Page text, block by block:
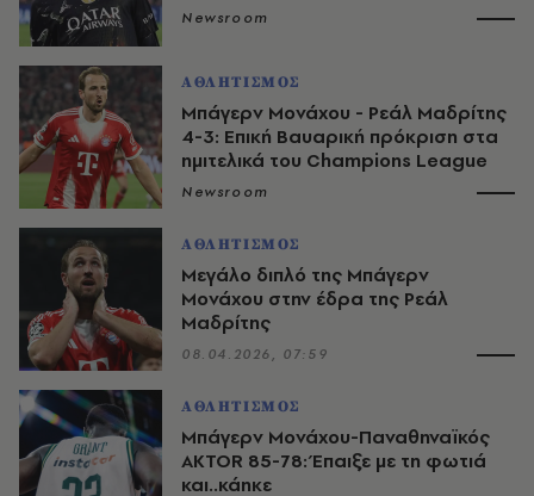
Newsroom
ΑΘΛΗΤΙΣΜΟΣ
Μπάγερν Μονάχου - Ρεάλ Μαδρίτης
4-3: Επική Βαυαρική πρόκριση στα
ημιτελικά του Champions League
Newsroom
ΑΘΛΗΤΙΣΜΟΣ
Μεγάλο διπλό της Μπάγερν
Μονάχου στην έδρα της Ρεάλ
Μαδρίτης
08.04.2026, 07:59
ΑΘΛΗΤΙΣΜΟΣ
Μπάγερν Μονάχου-Παναθηναϊκός
AKTOR 85-78: Έπαιξε με τη φωτιά
και..κάηκε